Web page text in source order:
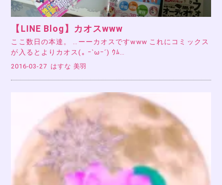
【LINE Blog】カオスwww
ここ数日の本達。 …ーーカオスですwww これにコミックス
が入るとよりカオス(｡ ｰ`ωｰ´) ｳﾑ…
2016-03-27 はすな 美羽